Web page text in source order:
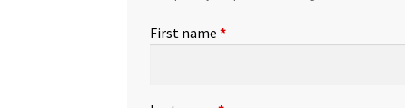
First name*